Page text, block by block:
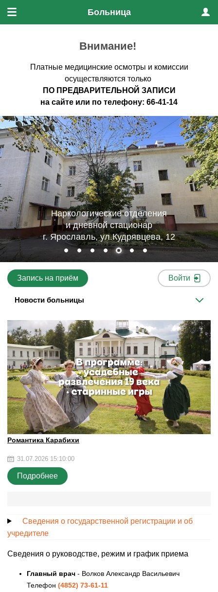
Меню
Больница
Внимание!
Платные медицинские осмотры и комиссии
осуществляются только
ПО ПРЕДВАРИТЕЛЬНОЙ ЗАПИСИ
на сайте или по телефону: 66-41-14
Наркологические отделения
и дневной стационар
г. Ярославль, ул.Кудрявцева, 12
Запись на приём Войти
Новости больницы
Романтика Карабихи
31.07.2026 15:10:00
Подробнее
Сведения о государственной регистрации и об
учредителе
Сведения о руководстве, режим и график приема
Главный врач - Волков Александр Васильевич
Телефон (4852) 73-61-11